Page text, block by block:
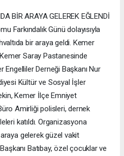
BİR ARAYA GELEREK EĞLENDİ
Farkındalık Günü dolayısıyla
bir araya geldi. Kemer
Saray Pastanesinde
Engelliler Derneği Başkanı Nur
Kültür ve Sosyal İşler
Kemer İlçe Emniyet
Amirliği polisleri, dernek
katıldı. Organizasyona
gelerek güzel vakit
Batıbay, özel çocuklar ve